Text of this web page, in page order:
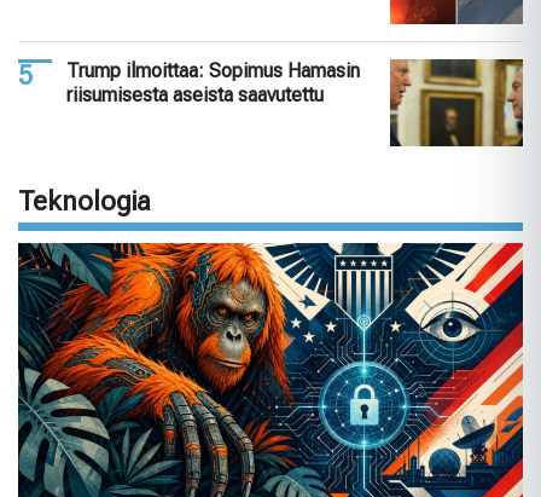
Trump ilmoittaa: Sopimus Hamasin
riisumisesta aseista saavutettu
Teknologia